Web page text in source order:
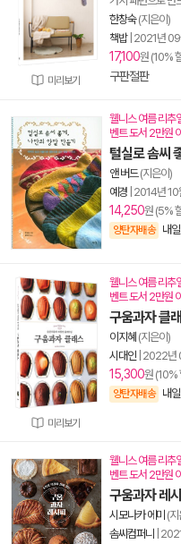
미리보기
한창숙(지은이)
책밥| 2021년
17,100원 (10%
구판절판
웰니스 여름 리추
벤트 도서 2만원
털실로 솜씨
앤 버드(지은이)
예경 2014년 10
14,250원 (5%
양탄자배송 내
미리보기
웰니스 여름 리추
벤트 도서 2만원
구움과자 클
이지혜 (지은이)
시대인 2022년
15,300원 (10%
양탄자배송 내
웰니스 여름 리추
벤트 도서 2만원
구움과자 레
시모나카 에미 (지
솜씨컴퍼니